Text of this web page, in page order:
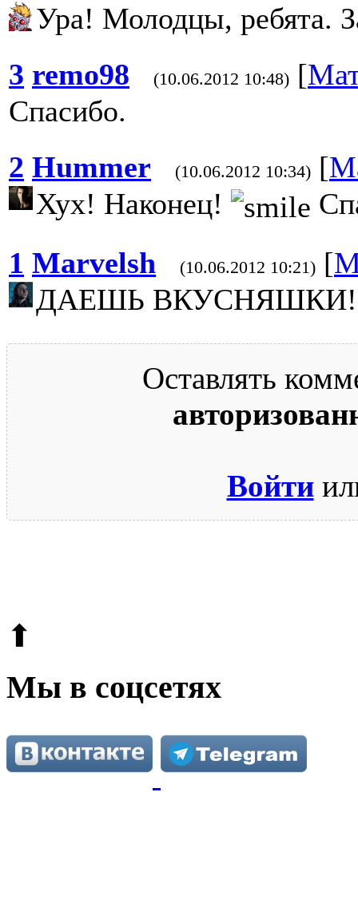
Ура! Молодцы, ребята.
3 remo98 (10.06.2012 10:48) [
Спасибо.
2 Hummer (10.06.2012 10:34) [
Хух! Наконец!
1 Marvelsh (10.06.2012 10:21) [
ДАЕШЬ ВКУСНЯШКИ!
Оставлять
Войти
⬆
Мы в соцсетях